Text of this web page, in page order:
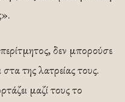
δεν μπορούσε
στα της λατρείας τους.
μαζί τους το